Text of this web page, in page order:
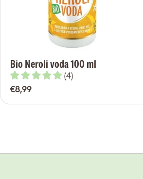
Bio Neroli voda 100 ml
(4)
Bežná
cena
€8,99